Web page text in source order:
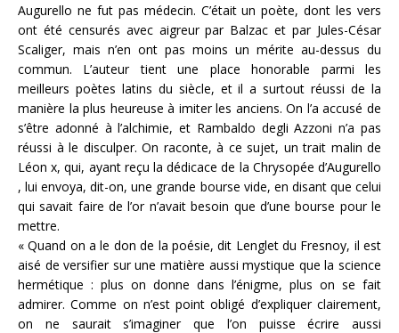
Augurello ne fut pas médecin. C’était un poète, dont les vers
ont été censurés avec aigreur par Balzac et par Jules-César
Scaliger, mais n’en ont pas moins un mérite au-dessus du
commun. L’auteur tient une place honorable parmi les
meilleurs poètes latins du siècle, et il a surtout réussi de la
manière la plus heureuse à imiter les anciens. On l’a accusé de
s’être adonné à l’alchimie, et Rambaldo degli Azzoni n’a pas
réussi à le disculper. On raconte, à ce sujet, un trait malin de
Léon x, qui, ayant reçu la dédicace de la Chrysopée d’Augurello
, lui envoya, dit-on, une grande bourse vide, en disant que celui
qui savait faire de l’or n’avait besoin que d’une bourse pour le
mettre.
« Quand on a le don de la poésie, dit Lenglet du Fresnoy, il est
aisé de versifier sur une matière aussi mystique que la science
hermétique : plus on donne dans l’énigme, plus on se fait
admirer. Comme on n’est point obligé d’expliquer clairement,
on ne saurait s’imaginer que l’on puisse écrire aussi